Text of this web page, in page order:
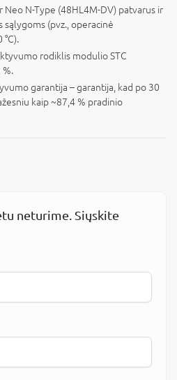
N-Type (48HL4M-DV) patvarus ir
(pvz., operacinė
rodiklis modulio STC
%.
garantija – garantija, kad po 30
kaip ~87,4 % pradinio
neturime. Siųskite